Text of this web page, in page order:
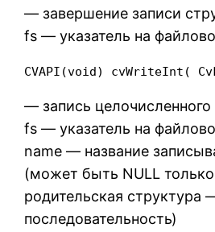
— завершение записи
fs — указатель на
CVAPI(void) cvWriteInt(
— запись целочисленного
fs — указатель на
name — название
(может быть NULL
родительская структура
последовательность)